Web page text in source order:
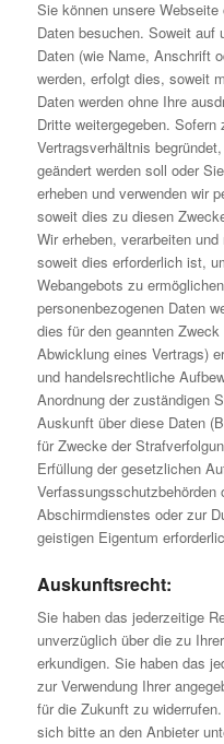
Sie können unsere
Daten besuchen. Soweit auf
Daten (wie Name, Anschrift
werden, erfolgt dies, soweit
Daten werden ohne Ihre
Dritte weitergegeben.
Vertragsverhältnis
geändert werden soll oder
erheben und verwenden wir
soweit dies zu diesen
Wir erheben, verarbeiten
soweit dies erforderlich ist,
Webangebots zu
personenbezogenen Daten
dies für den geannten
Abwicklung eines Vertrags)
und handelsrechtliche
Anordnung der zuständigen
Auskunft über diese Daten
für Zwecke der
Erfüllung der gesetzlichen
Verfassungsschutzbehörden
Abschirmdienstes oder zur
geistigen Eigentum
Auskunftsrecht:
Sie haben das jederzeitige
unverzüglich über die zu
erkundigen. Sie haben das
zur Verwendung Ihrer
für die Zukunft zu
sich bitte an den Anbieter